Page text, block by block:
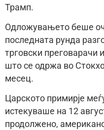
Трамп.
Одложувањето беше
последната рунда
трговски преговарачи
што се одржа во
месец.
Царското примирје
истекуваше на 12
продолжено,